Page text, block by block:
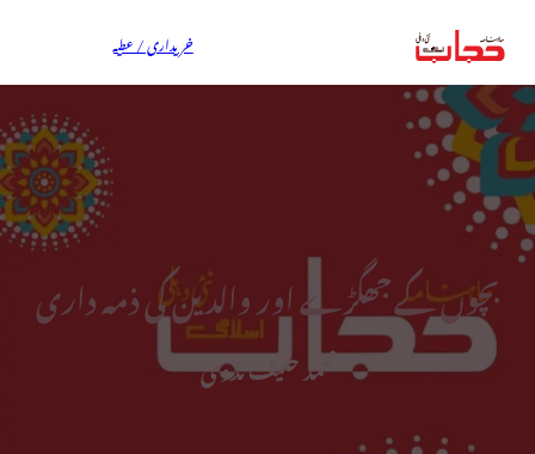
خریداری / عطیہ
بچوں کے جھگڑے اور والدین کی ذمہ داری
محمد حنیف ندوی